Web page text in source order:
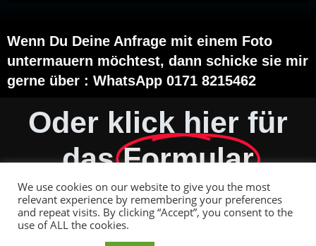
Wenn Du Deine Anfrage mit einem Foto
untermauern möchtest, dann schicke sie mir
gerne über : WhatsApp 0171 8215462
Oder klick hier für
dasFormular
Impressum
We use cookies on our website to give you the most
relevant experience by remembering your preferences
and repeat visits. By clicking “Accept”, you consent to the
use of ALL the cookies.